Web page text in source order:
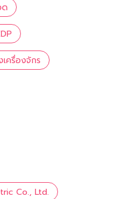
ด
เครื่องจักร
Co., Ltd.